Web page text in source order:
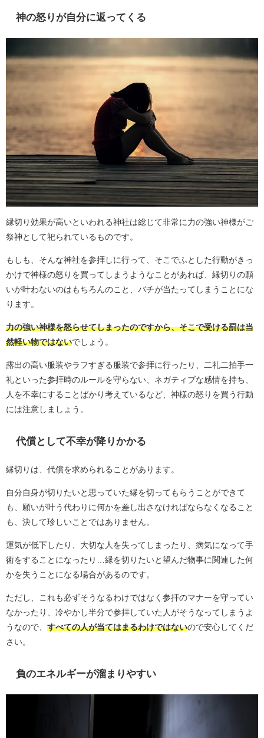
神の怒りが自分に返ってくる
縁切り効果が高いといわれる神社は総じて非常に力の強い神様がご
祭神として祀られているものです。
もしも、そんな神社を参拝しに行って、そこでふとした行動がきっ
かけで神様の怒りを買ってしまうようなことがあれば、縁切りの願
いが叶わないのはもちろんのこと、バチが当たってしまうことにな
ります。
力の強い神様を怒らせてしまったのですから、そこで受ける罰は当
然軽い物ではないでしょう。
露出の高い服装やラフすぎる服装で参拝に行ったり、二礼二拍手一
礼といった参拝時のルールを守らない、ネガティブな感情を持ち、
人を不幸にすることばかり考えているなど、神様の怒りを買う行動
には注意しましょう。
代償として不幸が降りかかる
縁切りは、代償を求められることがあります。
自分自身が切りたいと思っていた縁を切ってもらうことができて
も、願いが叶う代わりに何かを差し出さなければならなくなること
も、決して珍しいことではありません。
運気が低下したり、大切な人を失ってしまったり、病気になって手
術をすることになったり…縁を切りたいと望んだ物事に関連した何
かを失うことになる場合があるのです。
ただし、これも必ずそうなるわけではなく参拝のマナーを守ってい
なかったり、冷やかし半分で参拝していた人がそうなってしまうよ
うなので、 すべての人が当てはまるわけではないので安心してくだ
さい。
負のエネルギーが溜まりやすい